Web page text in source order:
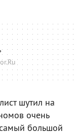
шутил на
очень
большой